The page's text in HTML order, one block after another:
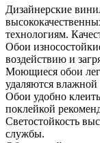
Голден
Дизайнерские
технологиям.
Обои
воздействию и
Моющиеся обои
удаляются влажной
Обои удобно
поклейкой
Светостойкость
службы.